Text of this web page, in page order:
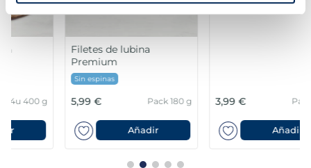
Filetes de lubina
5,99 € Pack 180 g
Añadir
3,99 € Pack 500g
Añadir